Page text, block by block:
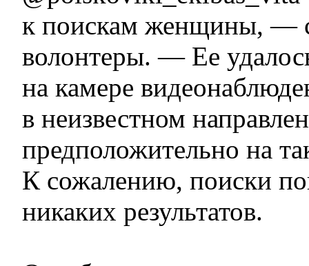
к поискам женщины, —
волонтеры. — Ее
на камере
в неизвестном
предположительно на
К сожалению, поиски
никаких результатов.